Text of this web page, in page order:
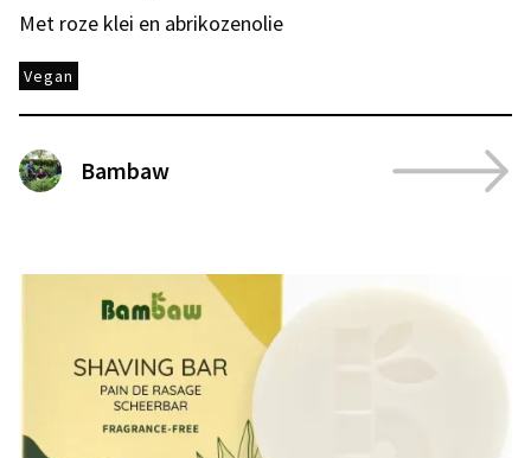
Met roze klei en abrikozenolie
Vegan
Bambaw